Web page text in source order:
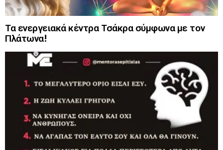
Τα ενεργειακά κέντρα Τσάκρα σύμφωνα με τον
Πλάτωνα!